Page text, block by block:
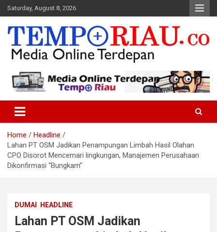
Skip
to
content
Saturday, August 8, 2026
Tempo Riau
Home
Headline
Lahan PT OSM Jadikan Penampungan Limbah Hasil Olahan
CPO Disorot Mencemari lingkungan, Manajemen Perusahaan
Dikonfirmasi “Bungkam”
DUMAI HEADLINE
Lahan PT OSM Jadikan